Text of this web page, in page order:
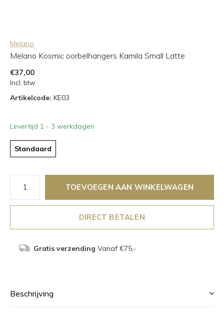
Melano
Melano Kosmic oorbelhangers Kamila Small Latte
€37,00
Incl. btw
Artikelcode: KE03
Levertijd 1 - 3 werkdagen
Standaard
TOEVOEGEN AAN WINKELWAGEN
DIRECT BETALEN
Gratis verzending Vanaf €75,-
Beschrijving